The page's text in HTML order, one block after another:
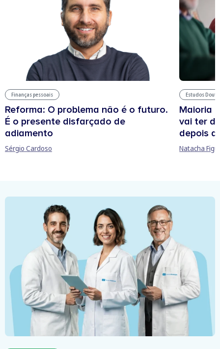
Finanças pessoais
Reforma: O problema não é o futuro.
É o presente disfarçado de
adiamento
Sérgio Cardoso
Estudos
Maioria
vai ter
depois
Natacha